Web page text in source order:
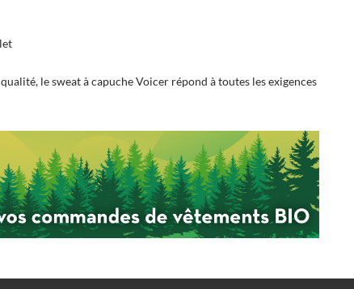
le sweat à capuche Voicer répond à toutes les exigences